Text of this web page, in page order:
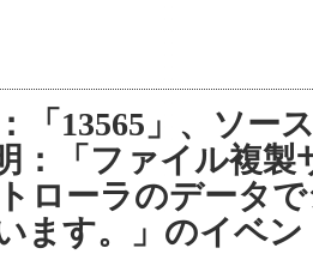
「13565」、ソー
：「ファイル複
ローラのデータ
ます。」のイベ